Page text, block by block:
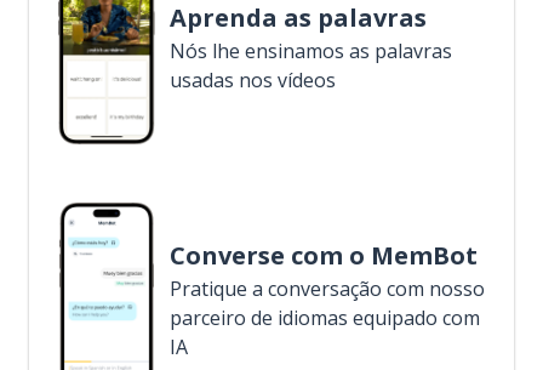
Aprenda as palavras
Nós lhe ensinamos as palavras
usadas nos vídeos
Converse com o MemBot
Pratique a conversação com nosso
parceiro de idiomas equipado com
IA